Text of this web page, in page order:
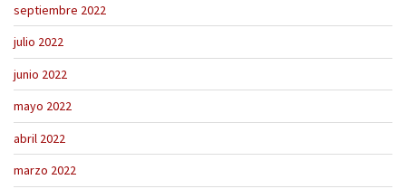
septiembre 2022
julio 2022
junio 2022
mayo 2022
abril 2022
marzo 2022